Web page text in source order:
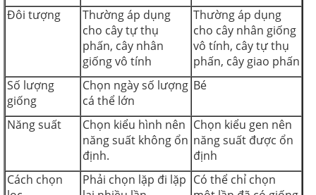
Đôi tượng
Thường áp dụng
cho cây tự thụ
phấn, cây nhân
giống vô tính
Thường áp dụng
cho cây nhân giống
vô tính, cây tự thụ
phấn, cây giao phấn
Số lượng
giống
Chọn ngày số lượng
cá thể lớn
Bé
Năng suất
Chọn kiểu hình nên
năng suất không ổn
định.
Chọn kiểu gen nên
năng suất được ổn
định
Cách chọn
Phải chọn lặp đi lặp Có thể chỉ chọn